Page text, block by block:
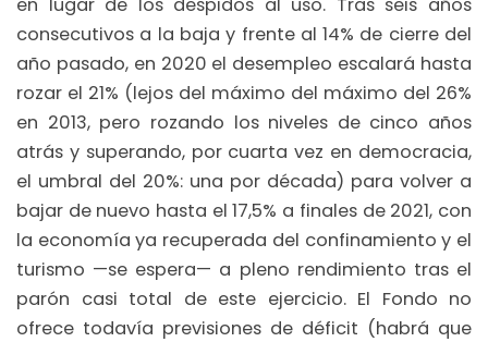
consecutivos a la baja y frente al 14% de cierre del
año pasado, en 2020 el desempleo escalará hasta
rozar el 21% (lejos del máximo del máximo del 26%
en 2013, pero rozando los niveles de cinco años
atrás y superando, por cuarta vez en democracia,
el umbral del 20%: una por década) para volver a
bajar de nuevo hasta el 17,5% a finales de 2021, con
la economía ya recuperada del confinamiento y el
turismo —se espera— a pleno rendimiento tras el
parón casi total de este ejercicio. El Fondo no
ofrece todavía previsiones de déficit (habrá que